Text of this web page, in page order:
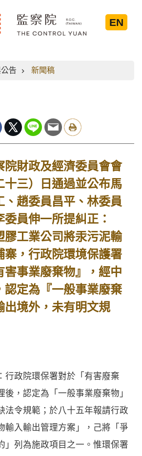
EN
告 新聞稿
財政及經濟委員會會
十三）日通過並公布馬
、趙委員昌平、林委員
委員伸一所提糾正：
膠工業公司將汞污泥輸
寨，行政院環境保護署
害事業廢棄物』，經中
認定為『一般事業廢棄
出境外，未有明文規
政院環保署對於「有害廢棄
後，認定為「一般事業廢棄物」
法令規範；於八十五年報請行政
輸入輸出管理方案」，己將「爭
」列為施政項目之一。惟環保署